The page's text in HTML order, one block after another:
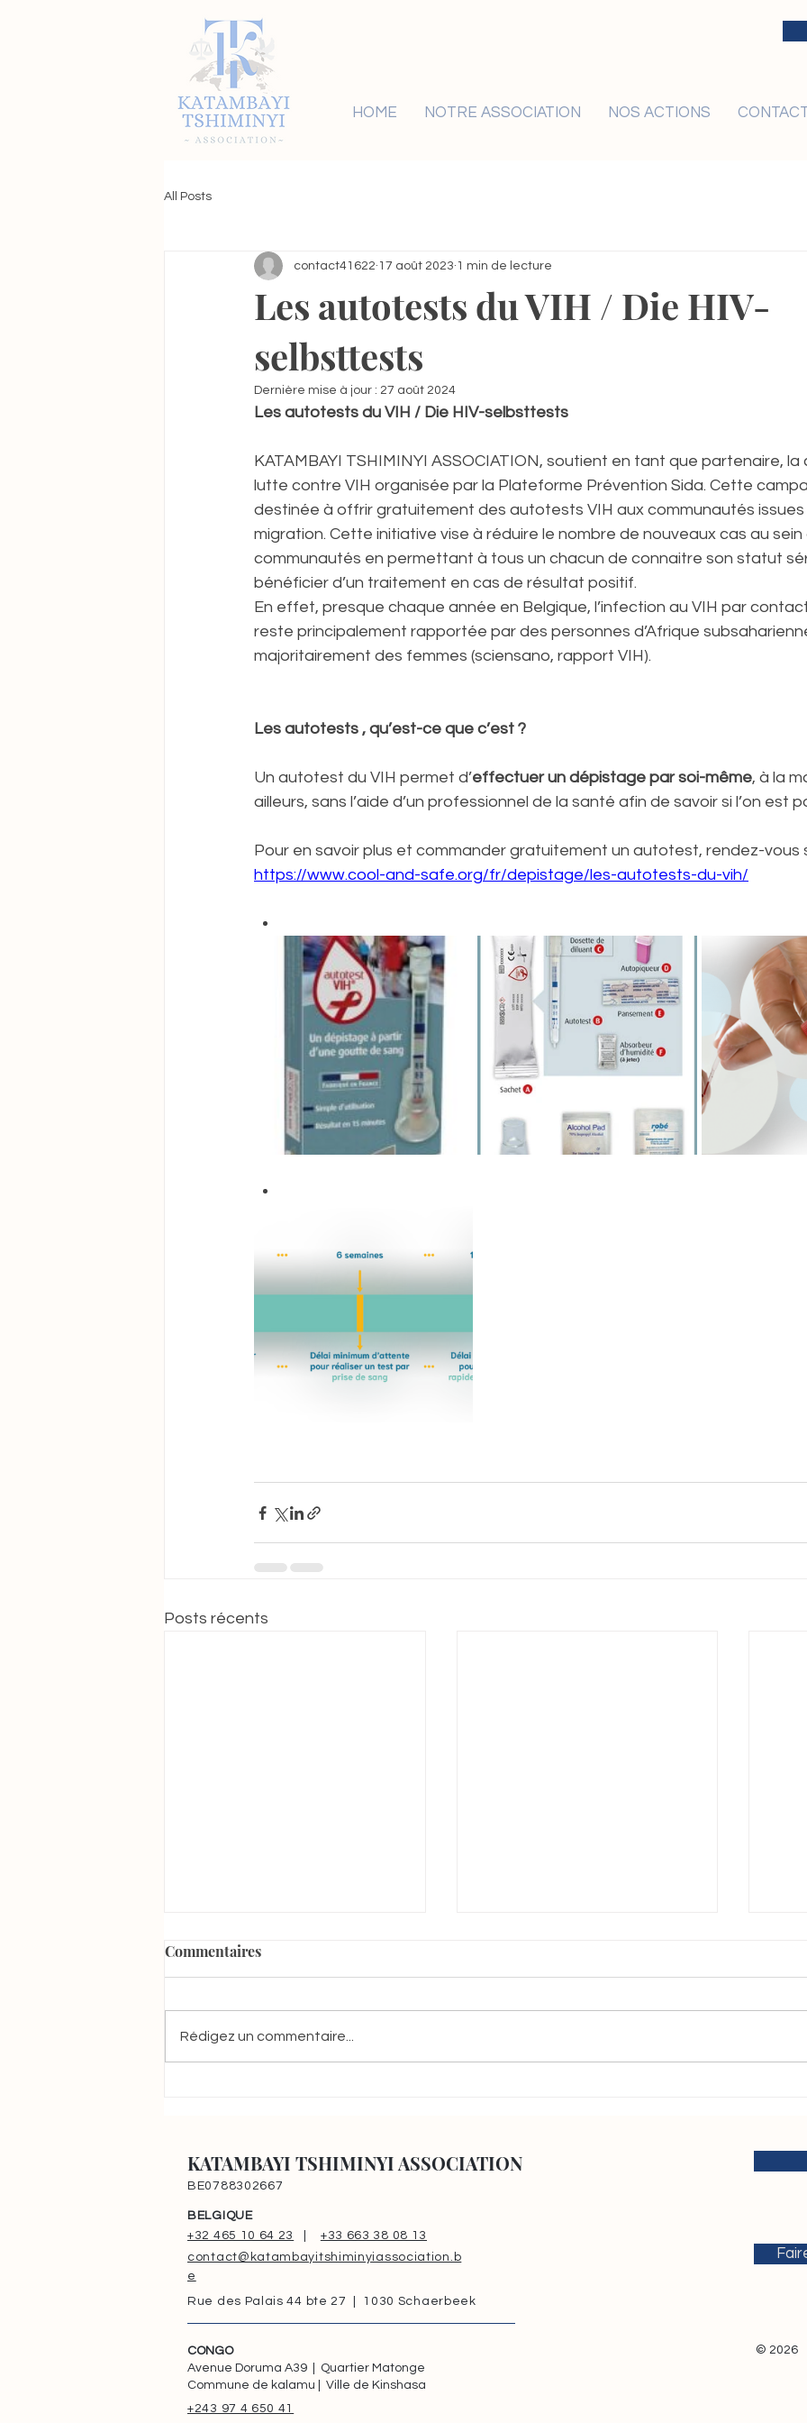
HOME NOTRE ASSOCIATION NOS ACTIONS
All Posts
Les autotests du VIH / Die HIV-
selbsttests
contact41622 17 août 2023 1 min de lecture
Dernière mise à jour : 27 août 2024
Les autotests du VIH / Die HIV-selbsttests
KATAMBAYI TSHIMINYI ASSOCIATION, soutient en tant que partenaire,
lutte contre VIH organisée par la Plateforme Prévention Sida. Cette
destinée à offrir gratuitement des autotests VIH aux communautés
migration. Cette initiative vise à réduire le nombre de nouveaux cas au
communautés en permettant à tous un chacun de connaitre son statut
bénéficier d’un traitement en cas de résultat positif.
En effet, presque chaque année en Belgique, l’infection au VIH par
reste principalement rapportée par des personnes d’Afrique
majoritairement des femmes (sciensano, rapport VIH).
Les autotests , qu’est-ce que c’est ?
Un autotest du VIH permet d’effectuer un dépistage par soi-même, à la
ailleurs, sans l’aide d’un professionnel de la santé afin de savoir si l’on est
Pour en savoir plus et commander gratuitement un autotest, rendez-vous
https://www.cool-and-safe.org/fr/depistage/les-autotests-du-vih/
Posts récents
de santé à plus de 20 000
habitants
ASSOCIATION présente à la
Semaine internationale des
Commentaires
Rédigez un commentaire...
KATAMBAYI TSHIMINYI ASSOCIATION
BE0788302667
BELGIQUE
+32 465 10 64 23
+33 663 38 08 13
contact@katambayitshiminyiassociation.b
e
Rue des Palais 44 bte 27 | 1030 Schaerbeek
CONGO
Avenue Doruma A39 | Quartier Matonge
Commune de kalamu | Ville de Kinshasa
© 2026
+243 97 4 650 41